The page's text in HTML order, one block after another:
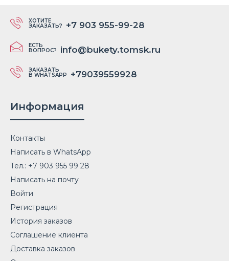
ХОТИТЕ
ЗАКАЗАТЬ? +7 903 955-99-28
ЕСТЬ
ВОПРОС? info@bukety.tomsk.ru
ЗАКАЗАТЬ
В WHATSAPP +79039559928
Информация
Контакты
Написать в WhatsApp
Тел.: +7 903 955 99 28
Написать на почту
Войти
Регистрация
История заказов
Соглашение клиента
Доставка заказов